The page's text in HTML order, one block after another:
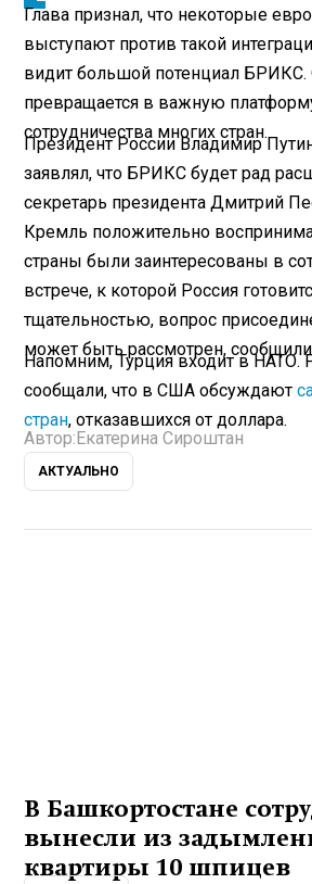
Глава признал, что некоторые
выступают против такой
видит большой потенциал БРИКС.
превращается в важную
сотрудничества многих стран.
Президент России Владимир
заявлял, что БРИКС будет рад
секретарь президента Дмитрий
Кремль положительно
страны были заинтересованы в
встрече, к которой Россия
тщательностью, вопрос
может быть рассмотрен, сообщили
Напомним, Турция входит в НАТО.
сообщали, что в США обсуждают
стран, отказавшихся от доллара.
Автор:Екатерина Сироштан
АКТУАЛЬНО
В Башкортостане
вынесли из
квартиры 10 шпицев